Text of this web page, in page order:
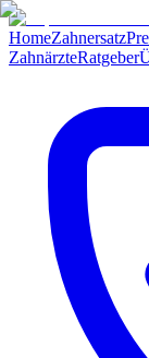
HomeZahnersatz
ZahnärzteRatgeber